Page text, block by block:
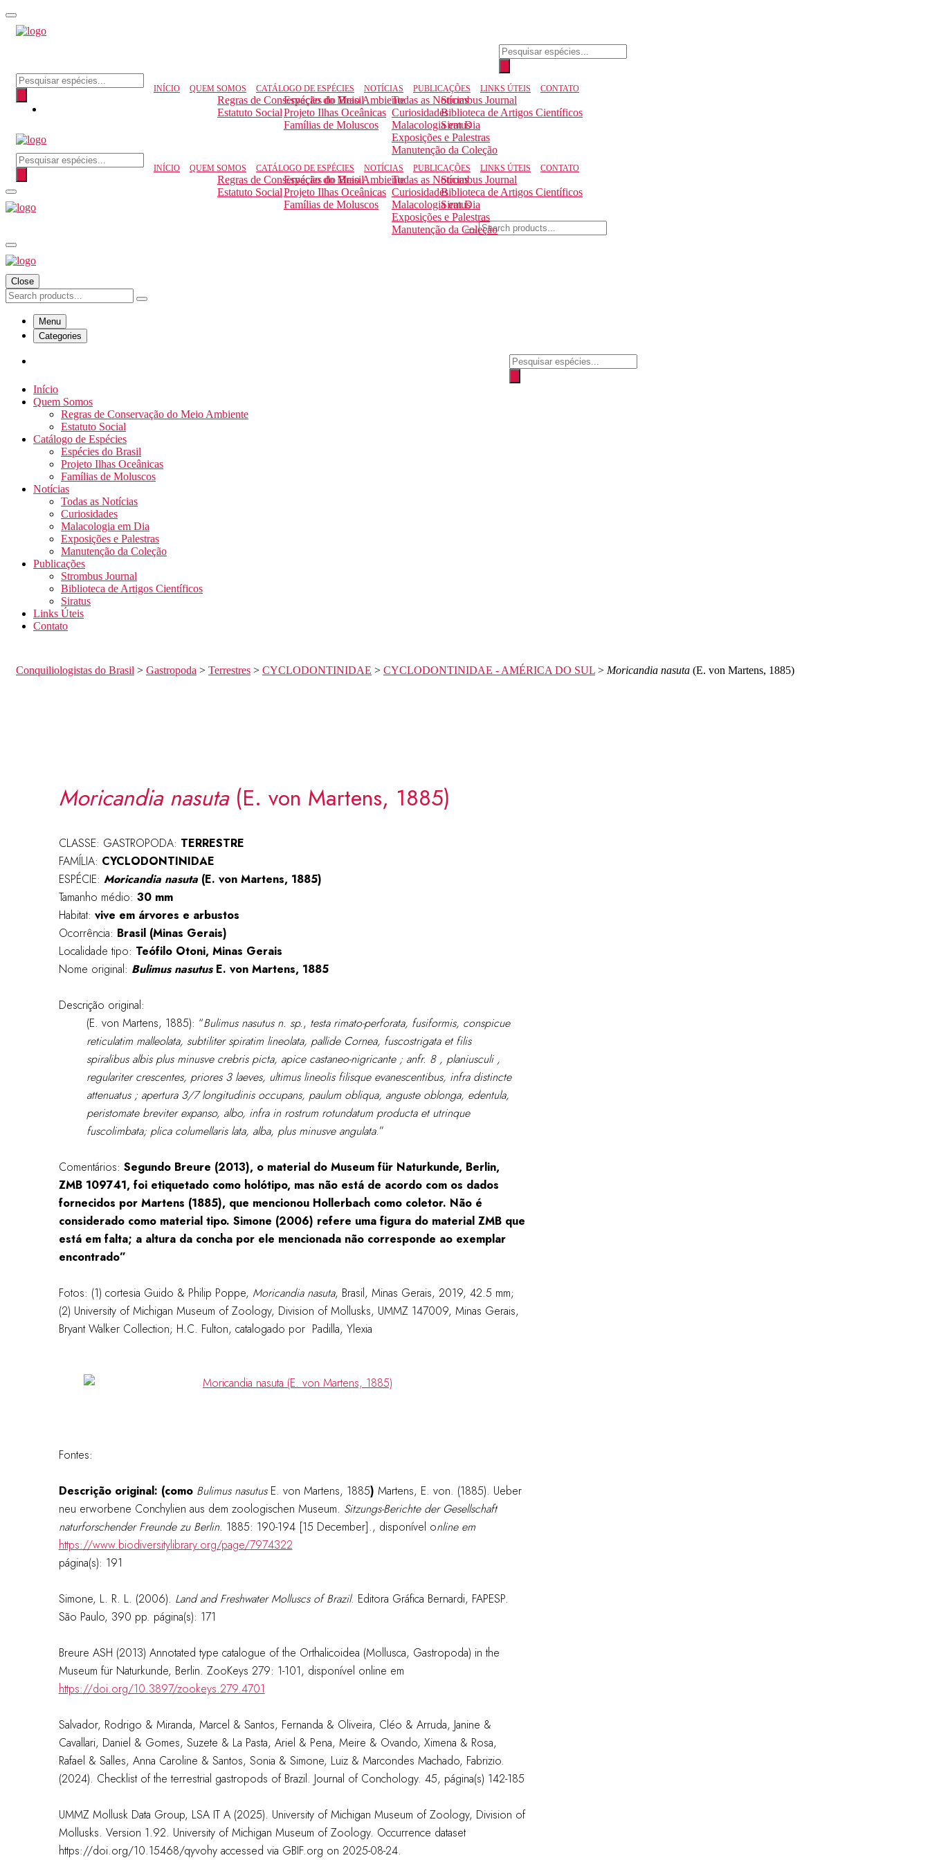
Pesquisar
produtos
Pesquisar produtos
INÍCIO QUEM SOMOS
Regras de Conservação do Meio Ambiente
Estatuto Social
CATÁLOGO DE ESPÉCIES
Espécies do Brasil
Projeto Ilhas Oceânicas
Famílias de Moluscos
NOTÍCIAS
Todas as Notícias
Curiosidades
Malacologia em Dia
Exposições e Palestras
Manutenção da Coleção
PUBLICAÇÕES
Strombus Journal
Biblioteca de Artigos Científicos
Siratus
LINKS ÚTEIS CONTATO
Pesquisar produtos
INÍCIO QUEM SOMOS
Regras de Conservação do Meio Ambiente
Estatuto Social
CATÁLOGO DE ESPÉCIES
Espécies do Brasil
Projeto Ilhas Oceânicas
Famílias de Moluscos
NOTÍCIAS
Todas as Notícias
Curiosidades
Malacologia em Dia
Exposições e Palestras
Manutenção da Coleção
PUBLICAÇÕES
Strombus Journal
Biblioteca de Artigos Científicos
Siratus
LINKS ÚTEIS CONTATO
Close
Menu
Categories
Pesquisar
produtos
Início
Quem Somos
Regras de Conservação do Meio Ambiente
Estatuto Social
Catálogo de Espécies
Espécies do Brasil
Projeto Ilhas Oceânicas
Famílias de Moluscos
Notícias
Todas as Notícias
Curiosidades
Malacologia em Dia
Exposições e Palestras
Manutenção da Coleção
Publicações
Strombus Journal
Biblioteca de Artigos Científicos
Siratus
Links Úteis
Contato
Conquiliologistas do Brasil > Gastropoda > Terrestres > CYCLODONTINIDAE > CYCLODONTINIDAE - AMÉRICA DO SUL > Moricandia nasuta (E. von Martens, 1885)
Moricandia nasuta(E. von Martens, 1885)
CLASSE: GASTROPODA: TERRESTRE
FAMÍLIA: CYCLODONTINIDAE
ESPÉCIE: Moricandia nasuta(E. von Martens, 1885)
Tamanho médio: 30 mm
Habitat: vive em árvores e arbustos
Ocorrência: Brasil (Minas Gerais)
Localidade tipo: Teófilo Otoni, Minas Gerais
Nome original: Bulimus nasutusE. von Martens, 1885
Descrição original:
(E. von Martens, 1885): “Bulimus nasutus n. sp., testa rimato-perforata, fusiformis, conspicue
reticulatim malleolata, subtiliter spiratim lineolata, pallide Cornea, fuscostrigata et filis
spiralibus albis plus minusve crebris picta, apice castaneo-nigricante ; anfr. 8 , planiusculi ,
regulariter crescentes, priores 3 laeves, ultimus lineolis filisque evanescentibus, infra distincte
attenuatus ; apertura 3/7 longitudinis occupans, paulum obliqua, anguste oblonga, edentula,
peristomate breviter expanso, albo, infra in rostrum rotundatum producta et utrinque
fuscolimbata; plica columellaris lata, alba, plus minusve angulata.”
Comentários: Segundo Breure (2013), o material do Museum für Naturkunde, Berlin,
ZMB 109741, foi etiquetado como holótipo, mas não está de acordo com os dados
fornecidos por Martens (1885), que mencionou Hollerbach como coletor. Não é
considerado como material tipo. Simone (2006) refere uma figura do material ZMB que
está em falta; a altura da concha por ele mencionada não corresponde ao exemplar
encontrado”
Fotos: (1) cortesia Guido & Philip Poppe, Moricandia nasuta, Brasil, Minas Gerais, 2019, 42.5 mm;
(2) University of Michigan Museum of Zoology, Division of Mollusks, UMMZ 147009, Minas Gerais,
Bryant Walker Collection; H.C. Fulton, catalogado por Padilla, Ylexia
Fontes:
Descrição original: (como Bulimus nasutusE. von Martens, 1885) Martens, E. von. (1885). Ueber
neu erworbene Conchylien aus dem zoologischen Museum. Sitzungs-Berichte der Gesellschaft
naturforschender Freunde zu Berlin. 1885: 190-194 [15 December]., disponível online em
https://www.biodiversitylibrary.org/page/7974322
página(s): 191
Simone, L. R. L. (2006). Land and Freshwater Molluscs of Brazil. Editora Gráfica Bernardi, FAPESP.
São Paulo, 390 pp. página(s): 171
Breure ASH (2013) Annotated type catalogue of the Orthalicoidea (Mollusca, Gastropoda) in the
Museum für Naturkunde, Berlin. ZooKeys 279: 1-101, disponível online em
https://doi.org/10.3897/zookeys.279.4701
Salvador, Rodrigo & Miranda, Marcel & Santos, Fernanda & Oliveira, Cléo & Arruda, Janine &
Cavallari, Daniel & Gomes, Suzete & La Pasta, Ariel & Pena, Meire & Ovando, Ximena & Rosa,
Rafael & Salles, Anna Caroline & Santos, Sonia & Simone, Luiz & Marcondes Machado, Fabrizio.
(2024). Checklist of the terrestrial gastropods of Brazil. Journal of Conchology. 45, página(s) 142-185
UMMZ Mollusk Data Group, LSA IT A (2025). University of Michigan Museum of Zoology, Division of
Mollusks. Version 1.92. University of Michigan Museum of Zoology. Occurrence dataset
https://doi.org/10.15468/qyvohy accessed via GBIF.org on 2025-08-24.